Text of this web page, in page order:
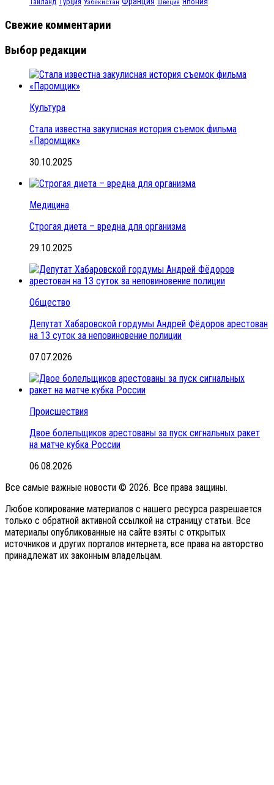
Таиланд Узбекистан Швеция
Свежие комментарии
Выбор редакции
Культура
Стала известна закулисная история съемок фильма
«Паромщик»
30.10.2025
Медицина
Строгая диета – вредна для организма
29.10.2025
Общество
Депутат Хабаровской гордумы Андрей Фёдоров арестован
на 13 суток за неповиновение полиции
07.07.2026
Происшествия
Двое болельщиков арестованы за пуск сигнальных ракет
на матче кубка России
06.08.2026
Все самые важные новости © 2026. Все права защины.
Любое копирование материалов с нашего ресурса разрешается
только с обратной активной ссылкой на страницу статьи. Все
материалы опубликованные на сайте взяты с открытых
источников и других порталов интернета, все права на авторство
принадлежат их законным владельцам.